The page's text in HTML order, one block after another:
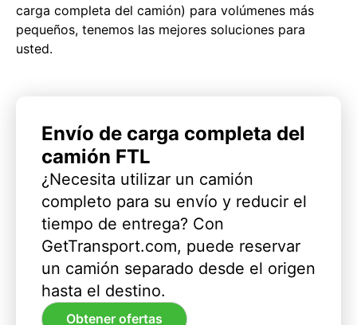
carga completa del camión) para volúmenes más
pequeños, tenemos las mejores soluciones para
usted.
Envío de carga completa del
camión FTL
¿Necesita utilizar un camión
completo para su envío y reducir el
tiempo de entrega? Con
GetTransport.com, puede reservar
un camión separado desde el origen
hasta el destino.
Obtener ofertas